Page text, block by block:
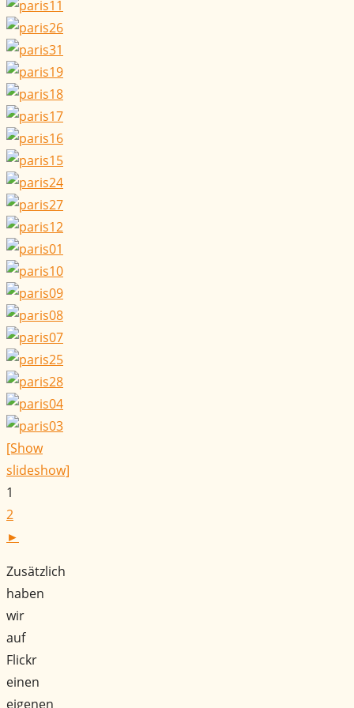
[Show
slideshow]
1
2
►
Zusätzlich
haben
wir
auf
Flickr
einen
eigenen